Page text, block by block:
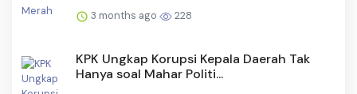
3 months ago 228
KPK Ungkap Korupsi Kepala Daerah Tak
Hanya soal Mahar Politi...